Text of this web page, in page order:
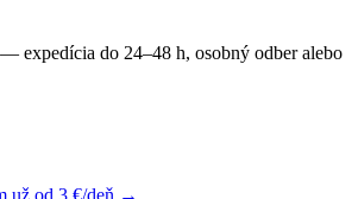
expedícia do 24–48 h, osobný odber alebo
už od 3 €/deň →